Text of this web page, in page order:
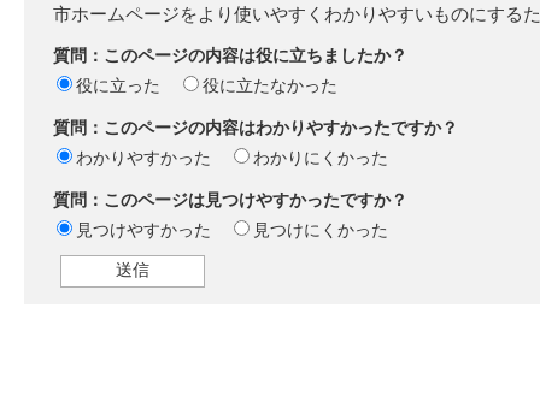
市ホームページをより使いやすくわかりやすいものにする
質問：このページの内容は役に立ちましたか？
役に立った
役に立たなかった
質問：このページの内容はわかりやすかったですか？
わかりやすかった
わかりにくかった
質問：このページは見つけやすかったですか？
見つけやすかった
見つけにくかった